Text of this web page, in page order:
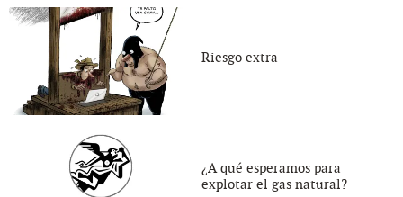
Riesgo extra
¿A qué esperamos para
explotar el gas natural?